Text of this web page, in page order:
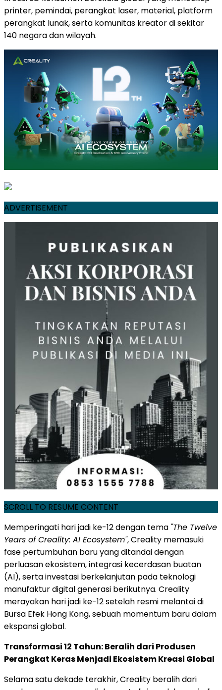
printer, pemindai, perangkat laser, material, platform
perangkat lunak, serta komunitas kreator di sekitar
140 negara dan wilayah.
ADVERTISEMENT
SCROLL TO RESUME CONTENT
Memperingati hari jadi ke-12 dengan tema "The Twelve
Years of Creality: AI Ecosystem", Creality memasuki
fase pertumbuhan baru yang ditandai dengan
perluasan ekosistem, integrasi kecerdasan buatan
(AI), serta investasi berkelanjutan pada teknologi
manufaktur digital generasi berikutnya. Creality
merayakan hari jadi ke-12 setelah resmi melantai di
Bursa Efek Hong Kong, sebuah momentum baru dalam
ekspansi global.
Transformasi 12 Tahun: Beralih dari Produsen
Perangkat Keras Menjadi Ekosistem Kreasi Global
Selama satu dekade terakhir, Creality beralih dari